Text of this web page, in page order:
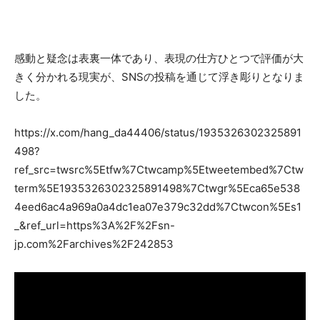
感動と疑念は表裏一体であり、表現の仕方ひとつで評価が大
きく分かれる現実が、SNSの投稿を通じて浮き彫りとなりま
した。
https://x.com/hang_da44406/status/1935326302325891
498?
ref_src=twsrc%5Etfw%7Ctwcamp%5Etweetembed%7Ctw
term%5E1935326302325891498%7Ctwgr%5Eca65e538
4eed6ac4a969a0a4dc1ea07e379c32dd%7Ctwcon%5Es1
_&ref_url=https%3A%2F%2Fsn-
jp.com%2Farchives%2F242853